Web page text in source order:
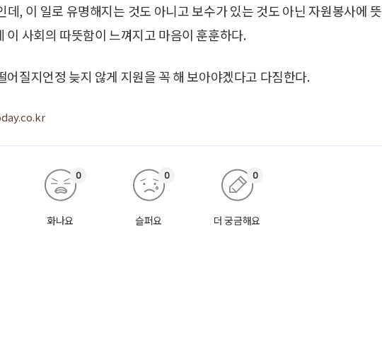
, 이 일로 유명해지는 것도 아니고 보수가 있는 것도 아닌 자원봉사에 뜻
이 사회의 따뜻함이 느껴지고 마음이 훈훈하다.
어질지언정 늦지 않게 지원을 꼭 해 보아야겠다고 다짐한다.
화나요
0
슬퍼요
0
더 궁금해요
0